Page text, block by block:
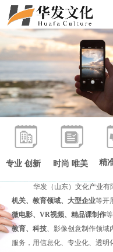
优质 高效
优质的客户服务 高效的办事效
精
时尚 唯美
专业 创新
华发（山东）文化产业有
机关、教育领域、大型企业等开
微电影、 VR视频、精品课制作
教育、科技、影像创意制作领域
服务，用信息化、专业化、透明